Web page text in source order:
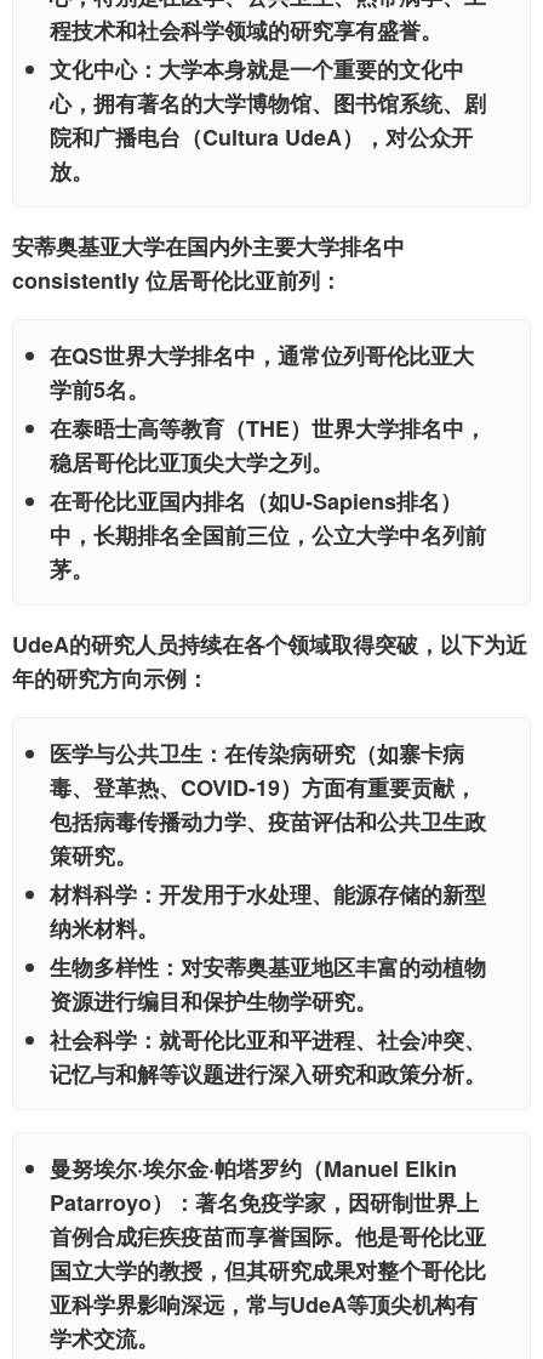
程技术和社会科学领域的研究享有盛誉。
文化中心： 大学本身就是一个重要的文化中
心，拥有著名的大学博物馆、图书馆系统、剧
院和广播电台（Cultura UdeA），对公众开
放。
安蒂奥基亚大学在国内外主要大学排名中
consistently 位居哥伦比亚前列：
在QS世界大学排名中，通常位列哥伦比亚大
学前5名。
在泰晤士高等教育（THE）世界大学排名中，
稳居哥伦比亚顶尖大学之列。
在哥伦比亚国内排名（如U-Sapiens排名）
中，长期排名全国前三位，公立大学中名列前
茅。
UdeA的研究人员持续在各个领域取得突破，以下为近
年的研究方向示例：
医学与公共卫生： 在传染病研究（如寨卡病
毒、登革热、COVID-19）方面有重要贡献，
包括病毒传播动力学、疫苗评估和公共卫生政
策研究。
材料科学： 开发用于水处理、能源存储的新型
纳米材料。
生物多样性： 对安蒂奥基亚地区丰富的动植物
资源进行编目和保护生物学研究。
社会科学： 就哥伦比亚和平进程、社会冲突、
记忆与和解等议题进行深入研究和政策分析。
曼努埃尔·埃尔金·帕塔罗约（Manuel Elkin
Patarroyo）： 著名免疫学家，因研制世界上
首例合成疟疾疫苗而享誉国际。他是哥伦比亚
国立大学的教授，但其研究成果对整个哥伦比
亚科学界影响深远，常与UdeA等顶尖机构有
学术交流。